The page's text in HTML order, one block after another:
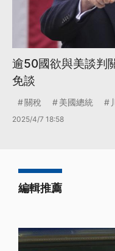
逾50國欲與美談判
免談
關稅 美國總統
2025/4/7 18:58
編輯推薦